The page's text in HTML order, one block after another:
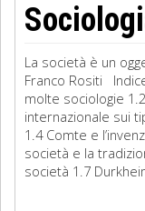
La società è un
Franco Rositi
molte sociologie
internazionale sui
1.4 Comte e
società e la
società 1.7